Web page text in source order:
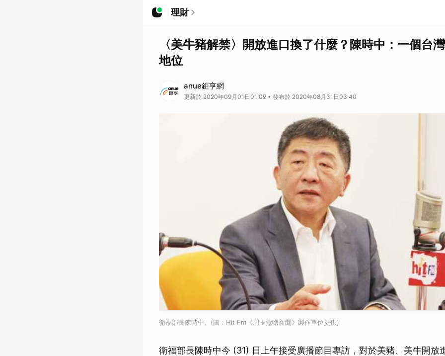
理財
〈美牛豬解禁〉開放進口換了什麼？陳時中：一個台
地位
anue鉅亨網
更新於 2020年09月01日01:09 • 發布於 2020年08月31日03:40
衛福部長陳時中。(圖：Hit Fm《周玉蔻嗆新聞》製作單位提供)
衛福部長陳時中今 (31) 日上午接受廣播節目專訪，對於美豬、美牛開放